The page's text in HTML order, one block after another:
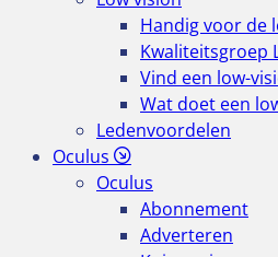
Handig voor de
Kwaliteitsgroep
Vind een low-
Wat doet een
Ledenvoordelen
Oculus
Oculus
Abonnement
Adverteren